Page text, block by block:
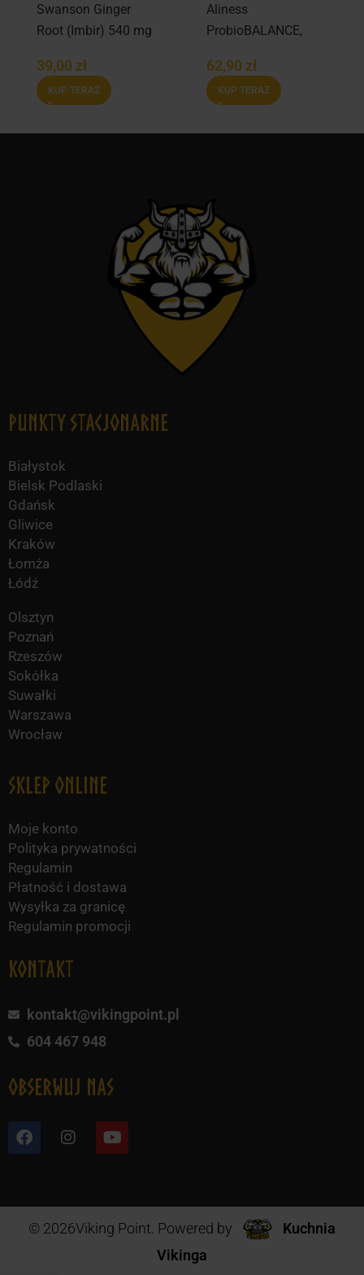
Swanson Ginger
Root (Imbir) 540 mg
39,00 zł
KUP TERAZ
Aliness
ProbioBALANCE,
Balance 20 mld. –
30 vege caps.
62,90 zł
KUP TERAZ
Punkty Stacjonarne
Białystok
Bielsk Podlaski
Gdańsk
Gliwice
Kraków
Łomża
Łódź
Olsztyn
Poznań
Rzeszów
Sokółka
Suwałki
Warszawa
Wrocław
Sklep online
Moje konto
Polityka prywatności
Regulamin
Płatność i dostawa
Wysyłka za granicę
Regulamin promocji
KONTAKT
kontakt@vikingpoint.pl
604 467 948
obserwuj nas
© 2026Viking Point. Powered by
Kuchnia
Vikinga